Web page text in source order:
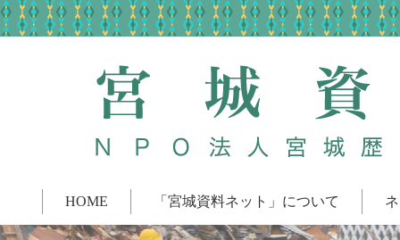
HOME 「宮城資料ネット」について